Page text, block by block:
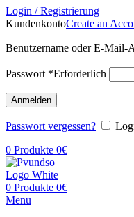
Login / Registrierung
KundenkontoCreate an
Benutzername oder E-Mail-
Passwort *Erforderlich
Anmelden
Passwort vergessen?
0 Produkte 0€
0 Produkte 0€
Menu